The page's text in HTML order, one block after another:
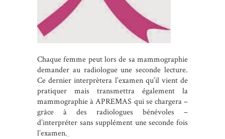
Chaque femme peut lors de sa mammographie
demander au radiologue une seconde lecture.
Ce dernier interprètera l’examen qu’il vient de
pratiquer mais transmettra également la
mammographie à APREMAS qui se chargera –
grâce à des radiologues bénévoles –
d’interpréter sans supplément une seconde fois
l’examen.